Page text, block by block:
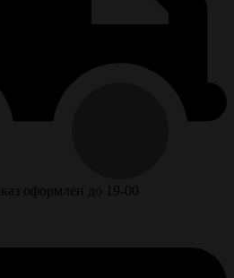
оформлен до 19-00